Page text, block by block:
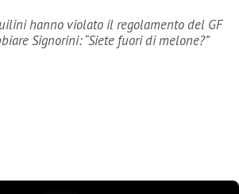
hanno violato il regolamento del GF
Signorini: “Siete fuori di melone?”